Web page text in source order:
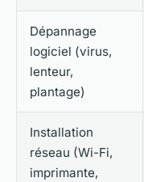
Dépannage
logiciel (virus,
lenteur,
plantage)
Installation
réseau (Wi-Fi,
imprimante,